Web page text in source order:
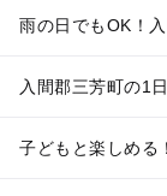
雨の日でもOK！
入間郡三芳町の1
子どもと楽しめる